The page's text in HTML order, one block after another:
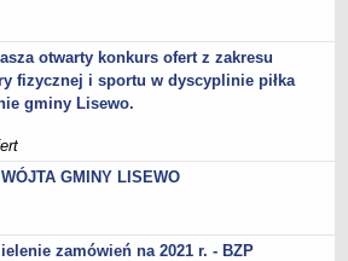
radnych
otwarty konkurs ofert z zakresu
fizycznej i sportu w dyscyplinie piłka
gminy Lisewo.
GMINY LISEWO
zamówień na 2021 r. - BZP